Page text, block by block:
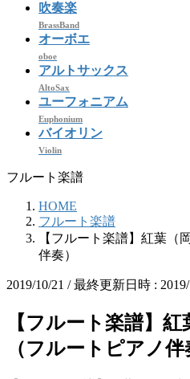
吹奏楽
BrassBand
オーボエ
oboe
アルトサックス
AltoSax
ユーフォニアム
Euphonium
バイオリン
Violin
フルート楽譜
HOME
フルート楽譜
【フルート楽譜】紅葉（
伴奏）
2019/10/21 / 最終更新日時 :
【フルート楽譜】紅
（フルートピアノ伴